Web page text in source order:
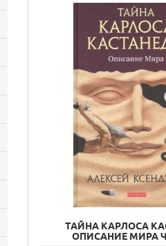
ТАЙНА КАРЛОСА
ОПИСАНИЕ МИРА